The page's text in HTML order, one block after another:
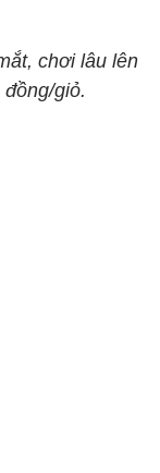
chơi lâu lên
giỏ.